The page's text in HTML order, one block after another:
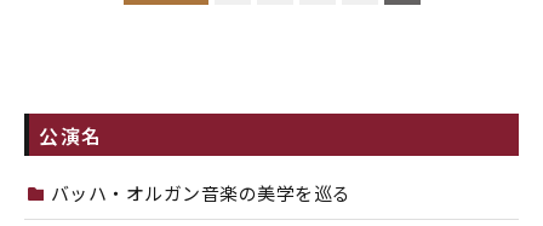
公演名
バッハ・オルガン音楽の美学を巡る